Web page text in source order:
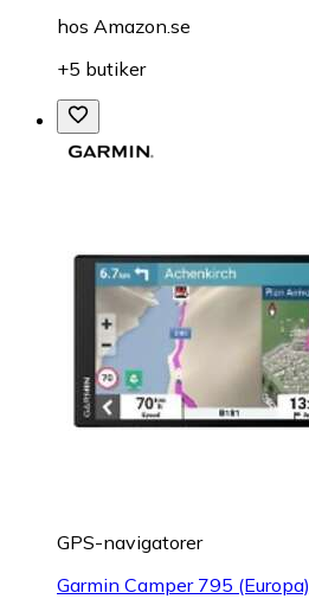
hos Amazon.se
+5 butiker
GPS-navigatorer
Garmin Camper 795 (Europa)